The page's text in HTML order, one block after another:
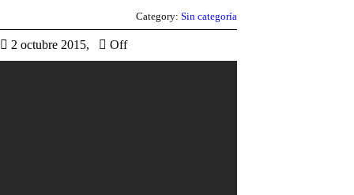
Category: Sin categoría
2 octubre 2015, Off